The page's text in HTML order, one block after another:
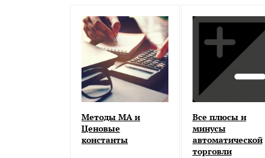
Методы MA и
Ценовые
константы
Все плюсы и
минусы
автоматической
торговли